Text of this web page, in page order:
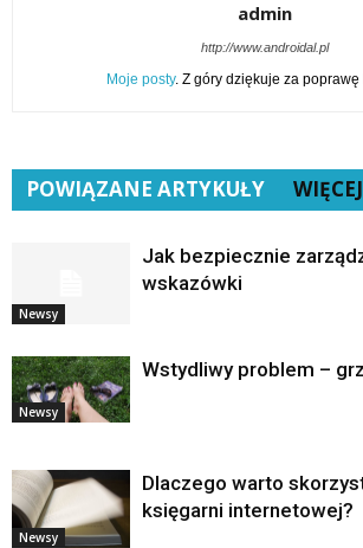
admin
http://www.androidal.pl
Moje posty. Z góry dziękuje za poprawę
POWIĄZANE ARTYKUŁY
Newsy
Jak bezpiecznie
wskazówki
Newsy
Wstydliwy problem –
Newsy
Dlaczego warto
księgarni internetowej?